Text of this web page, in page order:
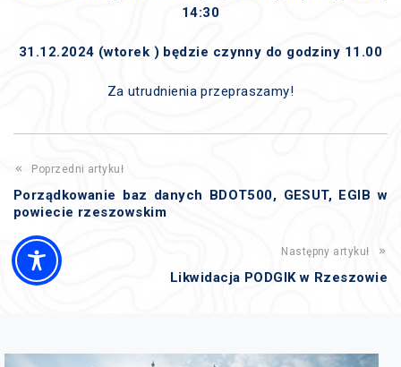
14:30
31.12.2024 (wtorek ) będzie czynny do godziny 11.00
Za utrudnienia przepraszamy!
Poprzedni artykuł
Porządkowanie baz danych BDOT500, GESUT, EGIB w
powiecie rzeszowskim
Następny artykuł
Likwidacja PODGIK w Rzeszowie